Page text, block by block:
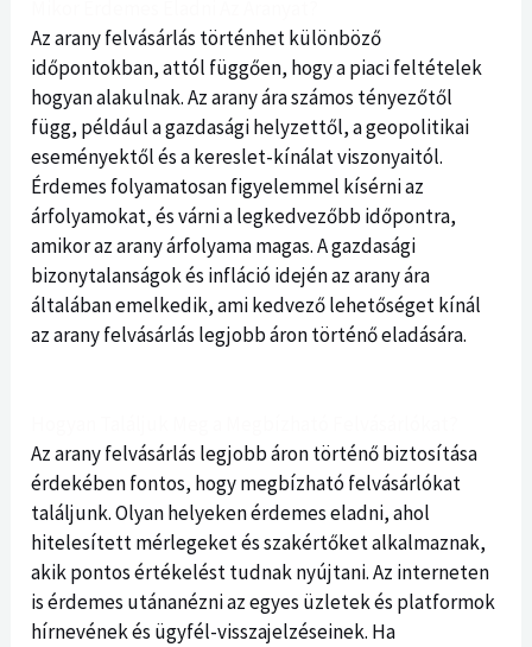
Az arany felvásárlás történhet különböző
időpontokban, attól függően, hogy a piaci feltételek
hogyan alakulnak. Az arany ára számos tényezőtől
függ, például a gazdasági helyzettől, a geopolitikai
eseményektől és a kereslet-kínálat viszonyaitól.
Érdemes folyamatosan figyelemmel kísérni az
árfolyamokat, és várni a legkedvezőbb időpontra,
amikor az arany árfolyama magas. A gazdasági
bizonytalanságok és infláció idején az arany ára
általában emelkedik, ami kedvező lehetőséget kínál
az arany felvásárlás legjobb áron történő eladására.
Az arany felvásárlás legjobb áron történő biztosítása
érdekében fontos, hogy megbízható felvásárlókat
találjunk. Olyan helyeken érdemes eladni, ahol
hitelesített mérlegeket és szakértőket alkalmaznak,
akik pontos értékelést tudnak nyújtani. Az interneten
is érdemes utánanézni az egyes üzletek és platformok
hírnevének és ügyfél-visszajelzéseinek. Ha